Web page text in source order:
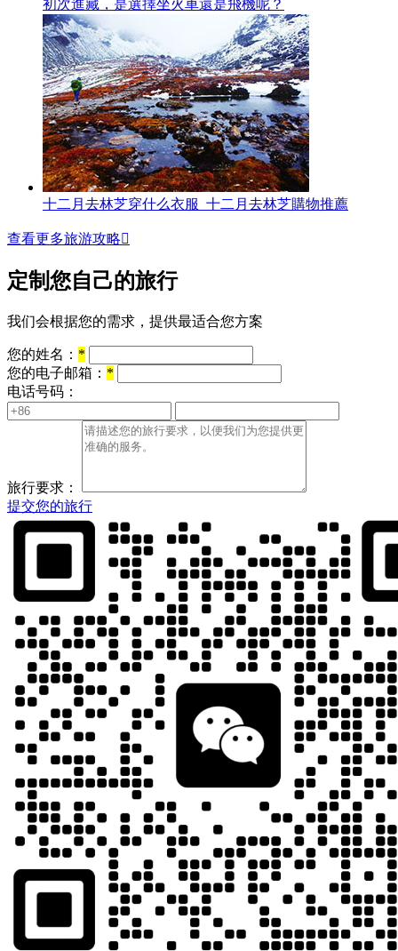
初次進藏，是選擇坐火車還是飛機呢？
十二月去林芝穿什么衣服_十二月去林芝購物推薦
查看更多旅游攻略
定制您自己的旅行
我们会根据您的需求，提供最适合您方案
您的姓名： *
您的电子邮箱： *
电话号码：
旅行要求：
提交您的旅行